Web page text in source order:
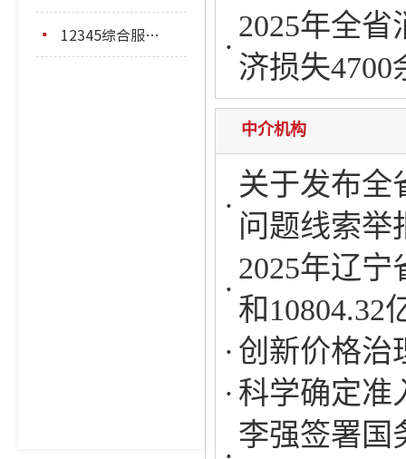
12345综合服务平台
2025年全
济损失4700
中介机构
关于发布全
问题线索举
2025年辽
和10804.32
创新价格治
科学确定准
李强签署国